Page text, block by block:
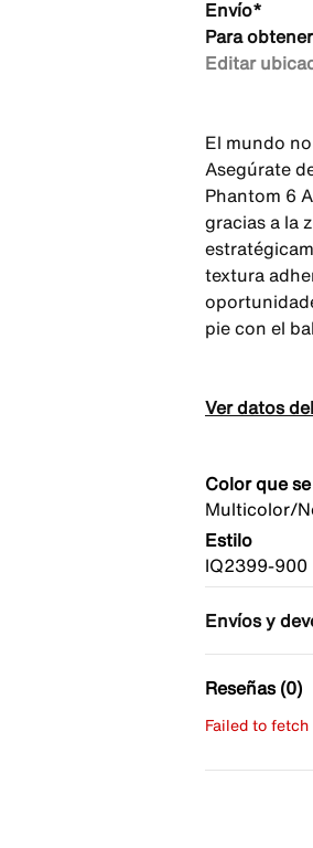
Envío*
Para
Editar
El mundo
Asegúrate
Phantom 6
gracias a la
textura
pie con el
Ver datos
Color que
Multicolor/
Estilo
IQ2399-900
Envíos y
Reseñas (0)
Failed to fetch